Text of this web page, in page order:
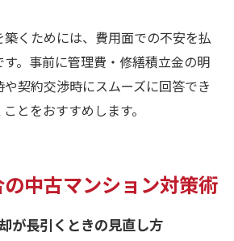
くためには、費用面での不安を払
。事前に管理費・修繕積立金の明
契約交渉時にスムーズに回答でき
とをおすすめします。
中古マンション対策術
が長引くときの見直し方